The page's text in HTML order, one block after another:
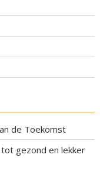
de Toekomst
gezond en lekker